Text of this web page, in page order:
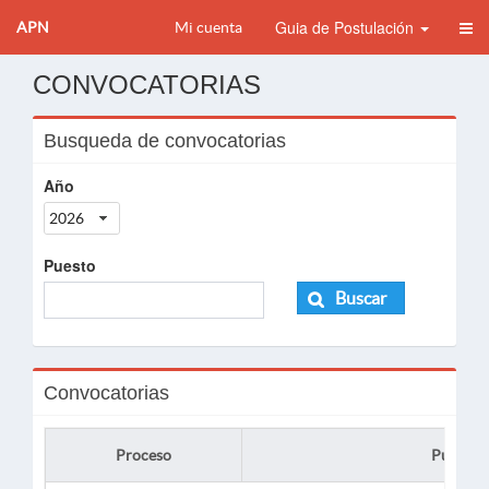
APN Mi cuenta Guia de Postulación
CONVOCATORIAS
Busqueda de convocatorias
Año
2026
Puesto
Buscar
Convocatorias
Proceso Puesto